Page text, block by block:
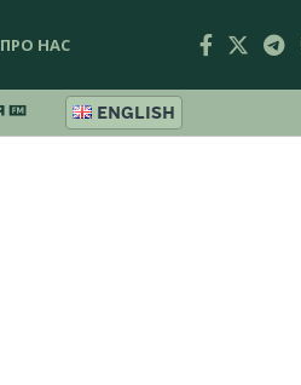
ПРО НАС
ENGLISH